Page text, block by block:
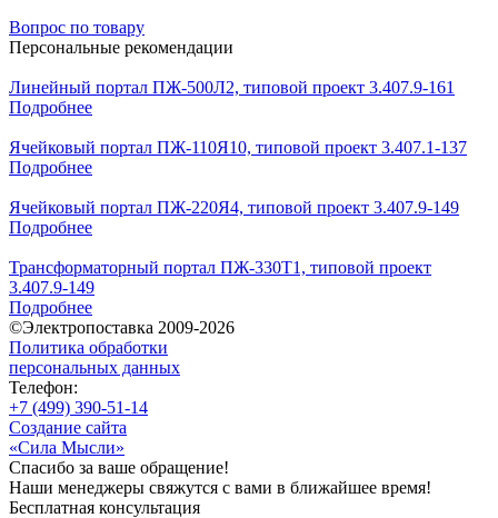
Вопрос по товару
Персональные рекомендации
Линейный портал ПЖ-500Л2, типовой проект 3.407.9-161
Подробнее
Ячейковый портал ПЖ-110Я10, типовой проект 3.407.1-137
Подробнее
Ячейковый портал ПЖ-220Я4, типовой проект 3.407.9-149
Подробнее
Трансформаторный портал ПЖ-330Т1, типовой проект
3.407.9-149
Подробнее
©Электропоставка 2009-2026
Политика обработки
персональных данных
Телефон:
+7 (499) 390-51-14
Создание сайта
«Сила Мысли»
Спасибо за ваше обращение!
Наши менеджеры свяжутся с вами в ближайшее время!
Бесплатная консультация